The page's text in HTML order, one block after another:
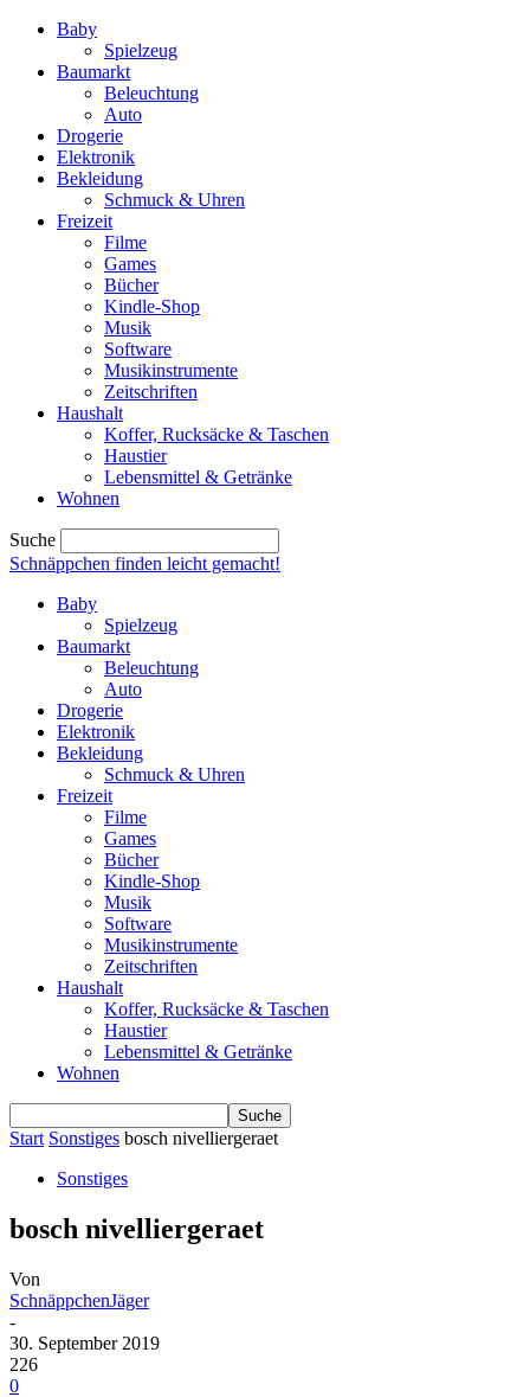
Baby
Spielzeug
Baumarkt
Beleuchtung
Auto
Drogerie
Elektronik
Bekleidung
Schmuck & Uhren
Freizeit
Filme
Games
Bücher
Kindle-Shop
Musik
Software
Musikinstrumente
Zeitschriften
Haushalt
Koffer, Rucksäcke & Taschen
Haustier
Lebensmittel & Getränke
Wohnen
Suche
Schnäppchen finden leicht gemacht!
Baby
Spielzeug
Baumarkt
Beleuchtung
Auto
Drogerie
Elektronik
Bekleidung
Schmuck & Uhren
Freizeit
Filme
Games
Bücher
Kindle-Shop
Musik
Software
Musikinstrumente
Zeitschriften
Haushalt
Koffer, Rucksäcke & Taschen
Haustier
Lebensmittel & Getränke
Wohnen
Start Sonstiges bosch nivelliergeraet
Sonstiges
bosch nivelliergeraet
Von
SchnäppchenJäger
-
30. September 2019
226
0